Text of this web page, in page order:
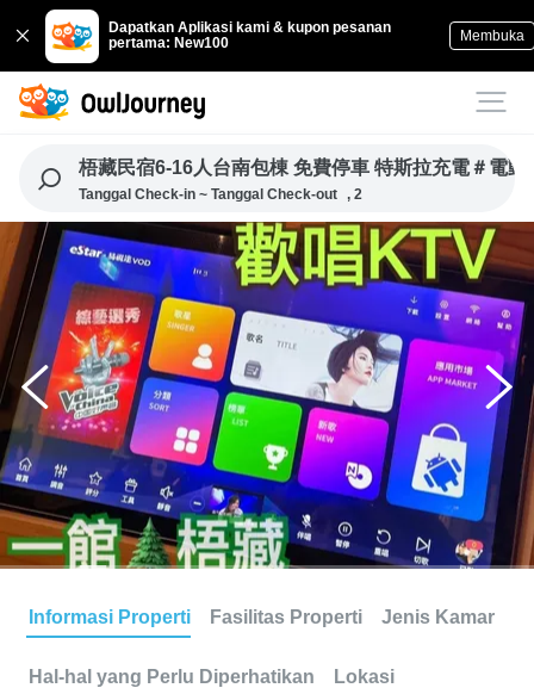
Dapatkan Aplikasi kami & kupon pesanan
pertama: New100
Membuka
梧藏民宿6-16人台南包棟 免費停車 特斯拉充電＃電動
Tanggal Check-in ~ Tanggal Check-out , 2
Informasi Properti Fasilitas Properti Jenis Kamar
Hal-hal yang Perlu Diperhatikan Lokasi